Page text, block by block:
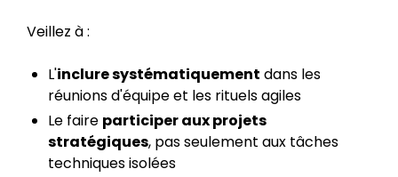
Veillez à :
L'inclure systématiquement dans les
réunions d'équipe et les rituels agiles
Le faire participer aux projets
stratégiques, pas seulement aux tâches
techniques isolées